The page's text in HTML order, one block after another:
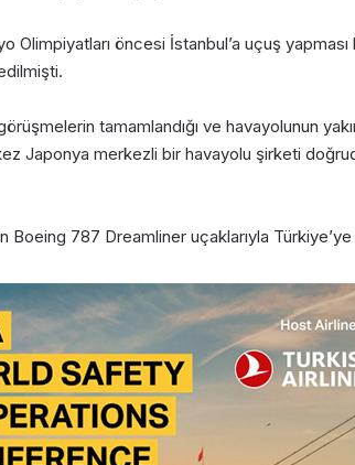
Olimpiyatları öncesi İstanbul’a uçuş
tamamlandığı ve havayolunun
Japonya merkezli bir havayolu şirketi
Boeing 787 Dreamliner uçaklarıyla